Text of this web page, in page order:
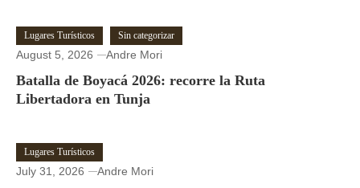
Lugares Turísticos Sin categorizar
August 5, 2026 Andre Mori
Batalla de Boyacá 2026: recorre la Ruta
Libertadora en Tunja
Lugares Turísticos
July 31, 2026 Andre Mori